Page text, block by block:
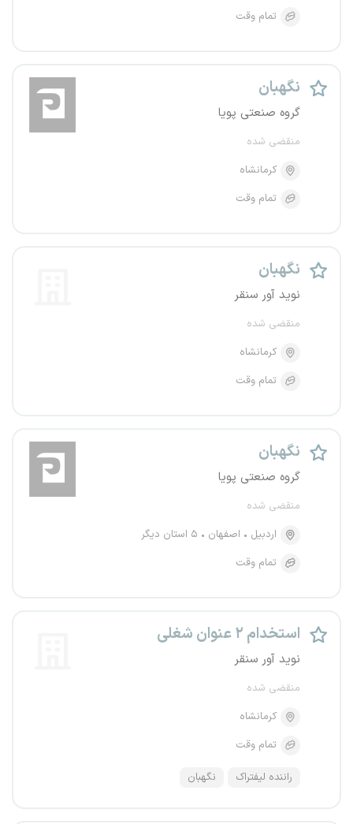
تمام وقت
نگهبان
گروه صنعتی پویا
منقضی شده
کرمانشاه
تمام وقت
نگهبان
نوید آور سنقر
منقضی شده
کرمانشاه
تمام وقت
نگهبان
گروه صنعتی پویا
منقضی شده
اردبیل
اصفهان
۵ استان دیگر
تمام وقت
استخدام ۲ عنوان شغلی
نوید آور سنقر
منقضی شده
کرمانشاه
تمام وقت
راننده لیفتراک نگهبان